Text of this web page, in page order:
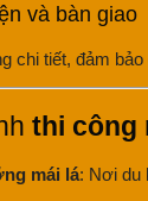
và bàn giao
chi tiết, đảm
thi công
mái lá: Nơi du